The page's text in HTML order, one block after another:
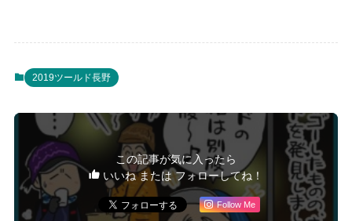
2019ツールド長野
この記事が気に入ったら
いいね または フォローしてね！
Follow Me